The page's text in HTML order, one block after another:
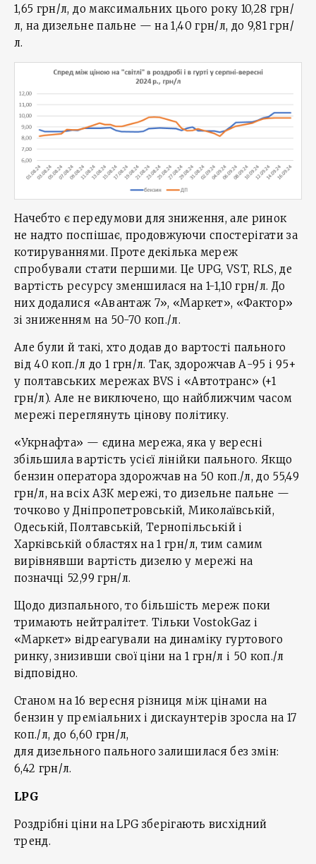
1,65 грн/л, до максимальних цього року 10,28 грн/
л, на дизельне пальне — на 1,40 грн/л, до 9,81 грн/
л.
Начебто є передумови для зниження, але ринок
не надто поспішає, продовжуючи спостерігати за
котируваннями. Проте декілька мереж
спробували стати першими. Це UPG, VST, RLS, де
вартість ресурсу зменшилася на 1-1,10 грн/л. До
них додалися «Авантаж 7», «Маркет», «Фактор»
зі зниженням на 50-70 коп./л.
Але були й такі, хто додав до вартості пального
від 40 коп./л до 1 грн/л. Так, здорожчав А-95 і 95+
у полтавських мережах BVS і «Автотранс» (+1
грн/л). Але не виключено, що найближчим часом
мережі переглянуть цінову політику.
«Укрнафта» — єдина мережа, яка у вересні
збільшила вартість усієї лінійки пального. Якщо
бензин оператора здорожчав на 50 коп./л, до 55,49
грн/л, на всіх АЗК мережі, то дизельне пальне —
точково у Дніпропетровській, Миколаївській,
Одеській, Полтавській, Тернопільській і
Харківській областях на 1 грн/л, тим самим
вирівнявши вартість дизелю у мережі на
позначці 52,99 грн/л.
Щодо дизпального, то більшість мереж поки
тримають нейтралітет. Тільки VostokGaz і
«Маркет» відреагували на динаміку гуртового
ринку, знизивши свої ціни на 1 грн/л і 50 коп./л
відповідно.
Станом на 16 вересня різниця між цінами на
бензин у преміальних і дискаунтерів зросла на 17
коп./л, до 6,60 грн/л,
для дизельного пального залишилася без змін:
6,42 грн/л.
LPG
Роздрібні ціни на LPG зберігають висхідний
тренд.